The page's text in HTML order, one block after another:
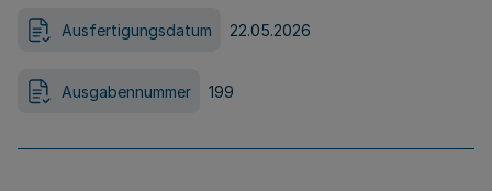
Ausfertigungsdatum 22.05.2026
Ausgabennummer 199